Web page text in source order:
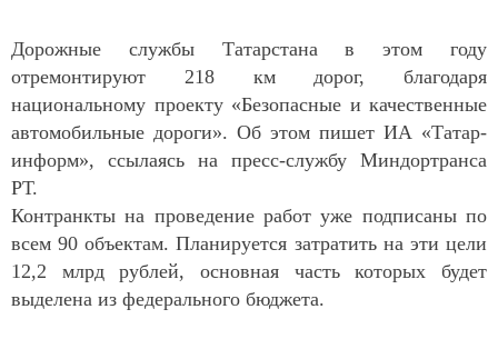
Дорожные службы Татарстана в этом году
отремонтируют 218 км дорог, благодаря
национальному проекту «Безопасные и качественные
автомобильные дороги». Об этом пишет ИА «Татар-
информ», ссылаясь на пресс-службу Миндортранса
РТ.
Контранкты на проведение работ уже подписаны по
всем 90 объектам. Планируется затратить на эти цели
12,2 млрд рублей, основная часть которых будет
выделена из федерального бюджета.